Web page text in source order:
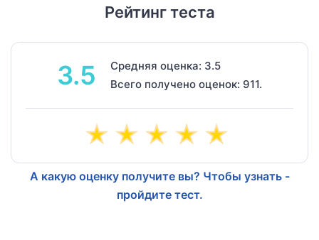
Рейтинг теста
3.5
Средняя оценка: 3.5
Всего получено оценок: 911.
А какую оценку получите вы? Чтобы узнать -
пройдите тест.